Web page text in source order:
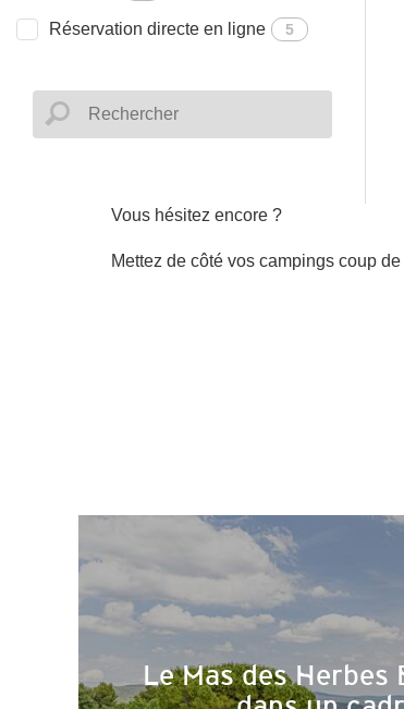
Réservation directe en ligne 5
Vous hésitez encore ?
Mettez de côté vos campings coup
Le Mas des